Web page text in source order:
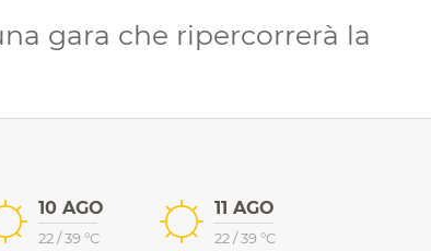
gara che ripercorrerà la
10 AGO
22/39 °C
11 AGO
22/39 °C